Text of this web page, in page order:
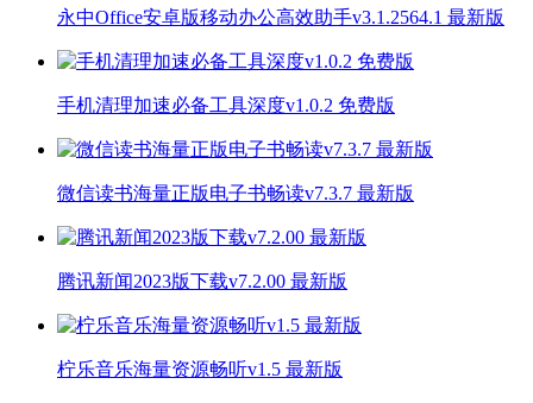
永中Office安卓版移动办公高效助手v3.1.2564.1 最新版
手机清理加速必备工具深度v1.0.2 免费版
微信读书海量正版电子书畅读v7.3.7 最新版
腾讯新闻2023版下载v7.2.00 最新版
柠乐音乐海量资源畅听v1.5 最新版